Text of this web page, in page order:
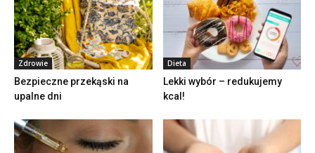
Zdrowie
Bezpieczne przekąski na
upalne dni
Dieta
Lekki wybór – redukujemy
kcal!